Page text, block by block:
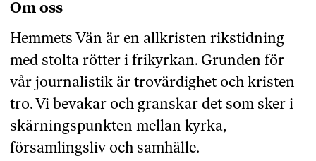
Om oss
Hemmets Vän är en allkristen rikstidning
med stolta rötter i frikyrkan. Grunden för
vår journalistik är trovärdighet och kristen
tro. Vi bevakar och granskar det som sker i
skärningspunkten mellan kyrka,
församlingsliv och samhälle.